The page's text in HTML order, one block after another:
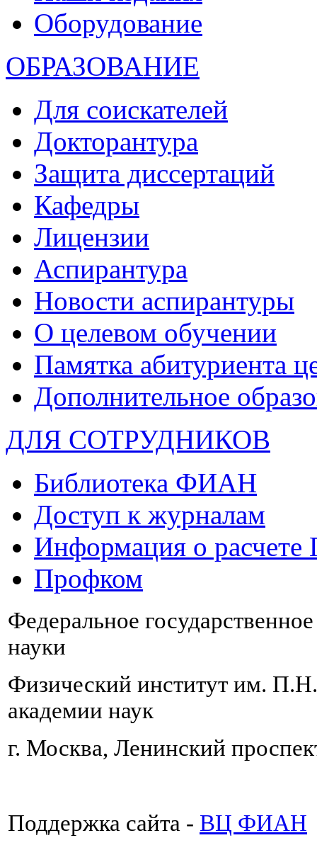
Оборудование
ОБРАЗОВАНИЕ
Для соискателей
Докторантура
Защита диссертаций
Кафедры
Лицензии
Аспирантура
Новости аспирантуры
О целевом обучении
Памятка абитуриента
Дополнительное
ДЛЯ СОТРУДНИКОВ
Библиотека ФИАН
Доступ к журналам
Информация о
Профком
Федеральное
науки
Физический институт им.
академии наук
г. Москва, Ленинский
Поддержка сайта - ВЦ ФИАН